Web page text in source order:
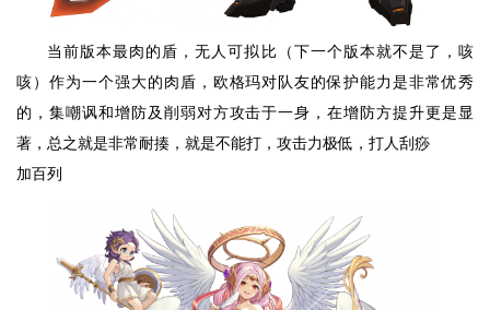
当前版本最肉的盾，无人可拟比（下一个版本就不是了，咳
咳）作为一个强大的肉盾，欧格玛对队友的保护能力是非常优秀
的，集嘲讽和增防及削弱对方攻击于一身，在增防方提升更是显
著，总之就是非常耐揍，就是不能打，攻击力极低，打人刮痧
加百列